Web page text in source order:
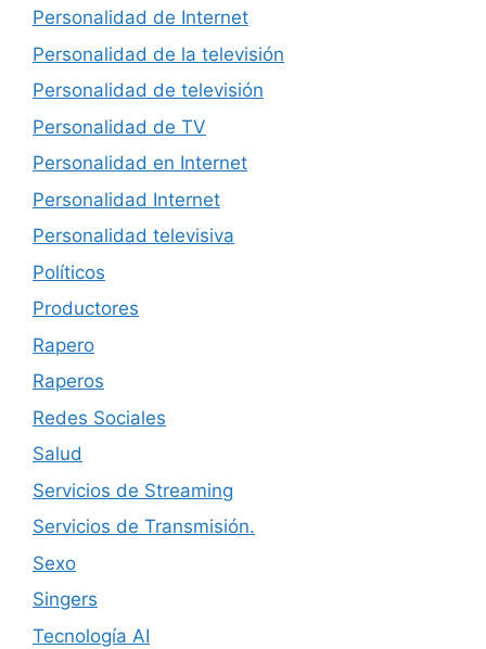
Personalidad de Internet
Personalidad de la televisión
Personalidad de televisión
Personalidad de TV
Personalidad en Internet
Personalidad Internet
Personalidad televisiva
Políticos
Productores
Rapero
Raperos
Redes Sociales
Salud
Servicios de Streaming
Servicios de Transmisión.
Sexo
Singers
Tecnología AI